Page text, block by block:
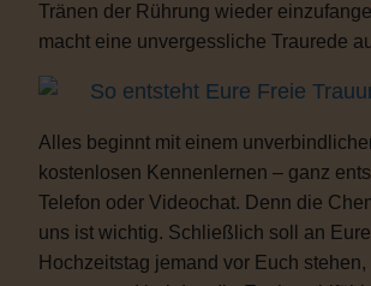
Tränen der Rührung wieder
macht eine unvergessliche Traurede
So entsteht Eure Freie
Alles beginnt mit einem
kostenlosen Kennenlernen – ganz
Telefon oder Videochat. Denn die
uns ist wichtig. Schließlich soll an
Hochzeitstag jemand vor Euch stehen,